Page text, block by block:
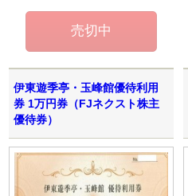
伊東遊季亭・玉峰館優待利用
券 1万円券（FJネクスト株主
優待券）